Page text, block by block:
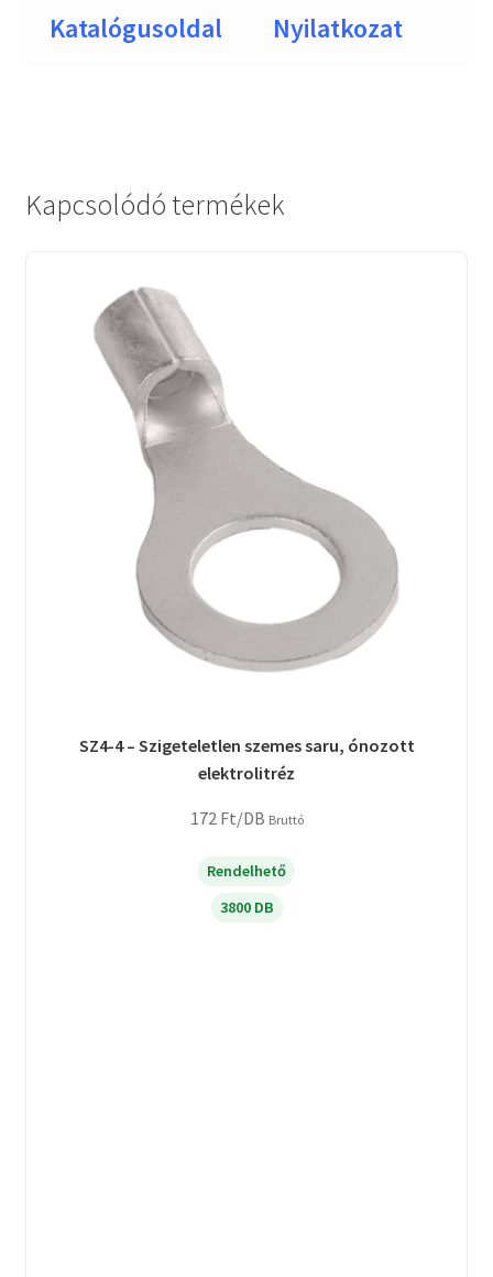
Katalógusoldal Nyilatkozat
Kapcsolódó termékek
SZ4-4 – Szigeteletlen szemes saru, ónozott
elektrolitréz
172 Ft/DB Bruttó
Rendelhető
3800 DB